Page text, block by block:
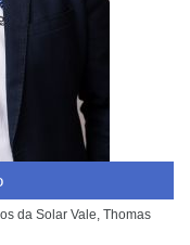
da Solar Vale, Thomas